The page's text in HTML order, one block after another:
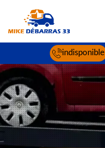
indisponible